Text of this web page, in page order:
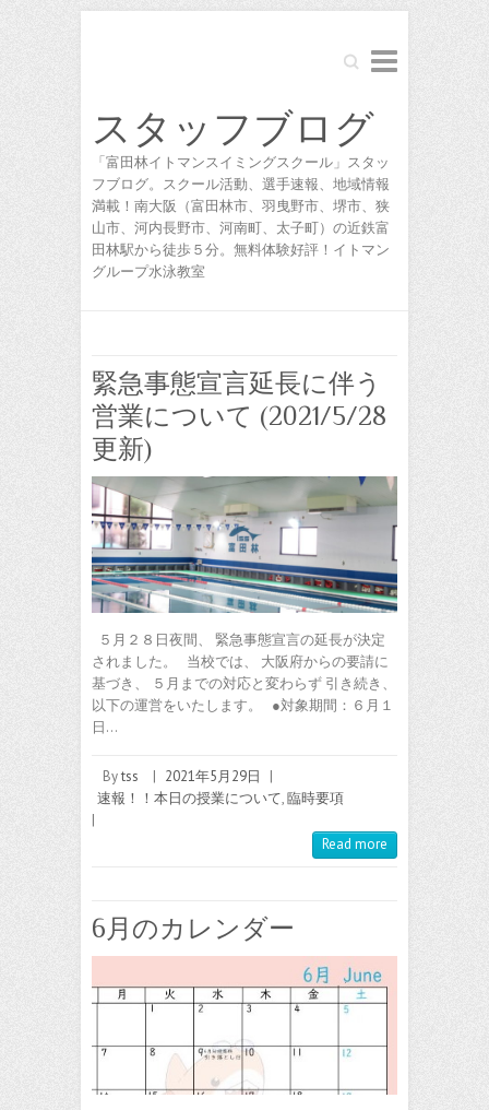
Search
スタッフブログ
「富田林イトマンスイミングスクール」スタッ
フブログ。スクール活動、選手速報、地域情報
満載！南大阪（富田林市、羽曳野市、堺市、狭
山市、河内長野市、河南町、太子町）の近鉄富
田林駅から徒歩５分。無料体験好評！イトマン
グループ水泳教室
緊急事態宣言延長に伴う
営業について (2021/5/28
更新)
５月２８日夜間、 緊急事態宣言の延長が決定
されました。 当校では、 大阪府からの要請に
基づき、 ５月までの対応と変わらず 引き続き、
以下の運営をいたします。 ●対象期間：６月１
日…
Bytss | 2021年5月29日
|
速報！！本日の授業について,臨時要項
|
Read more
6月のカレンダー